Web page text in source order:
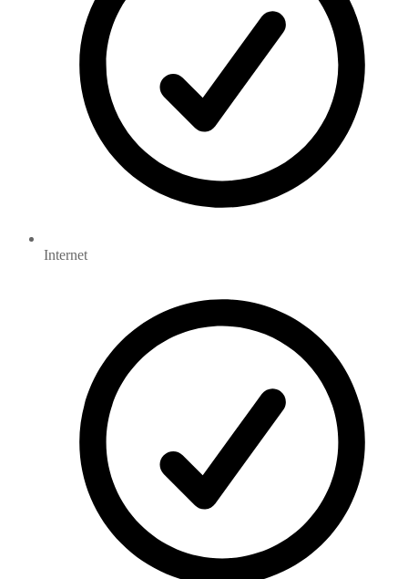
Internet